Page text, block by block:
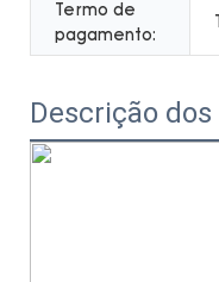
Termo de
pagamento:
Descrição